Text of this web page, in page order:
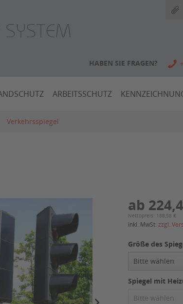
HABEN SIE FRAGEN?
ARBEITSSCHUTZ
Verkehrsspiegel
ab
Nettopreis: 188,58 €
inkl. MwSt.zzgl.
Größe des
Spiegel mit